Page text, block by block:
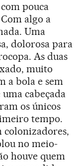
pouca
algo a
Uma
dolorosa para
As duas
muito
a bola e sem
cabeçada
os únicos
tempo.
colonizadores,
no meio-
houve quem